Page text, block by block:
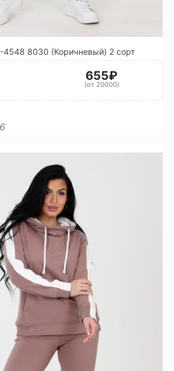
8030 (Коричневый) 2 сорт
655₽
(от 20000)